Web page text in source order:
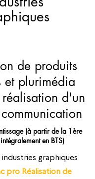
de produits
et plurimédia
réalisation d'un
(à partir de la 1ère
en BTS)
graphiques
pro Réalisation de